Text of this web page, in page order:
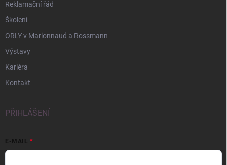
Reklamační řád
Školení
ORLY v Marionnaud a Rossmann
Výstavy
Kariéra
Kontakt
PŘIHLÁŠENÍ
E-MAIL